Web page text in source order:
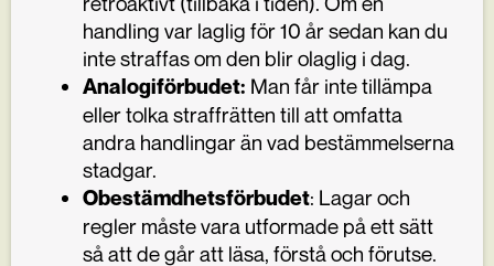
handling var laglig för 10 år sedan kan du
inte straffas om den blir olaglig i dag.
Analogiförbudet: Man får inte tillämpa
eller tolka straffrätten till att omfatta
andra handlingar än vad bestämmelserna
stadgar.
Obestämdhetsförbudet: Lagar och
regler måste vara utformade på ett sätt
så att de går att läsa, förstå och förutse.